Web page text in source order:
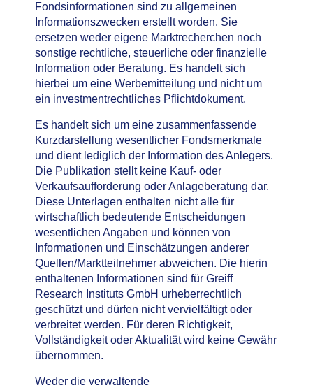
Fondsinformationen sind zu allgemeinen
Informationszwecken erstellt worden. Sie
ersetzen weder eigene Marktrecherchen noch
sonstige rechtliche, steuerliche oder finanzielle
Information oder Beratung. Es handelt sich
hierbei um eine Werbemitteilung und nicht um
ein investmentrechtliches Pflichtdokument.
Es handelt sich um eine zusammenfassende
Kurzdarstellung wesentlicher Fondsmerkmale
und dient lediglich der Information des Anlegers.
Die Publikation stellt keine Kauf- oder
Verkaufsaufforderung oder Anlageberatung dar.
Diese Unterlagen enthalten nicht alle für
wirtschaftlich bedeutende Entscheidungen
wesentlichen Angaben und können von
Informationen und Einschätzungen anderer
Quellen/Marktteilnehmer abweichen. Die hierin
enthaltenen Informationen sind für Greiff
Research Instituts GmbH urheberrechtlich
geschützt und dürfen nicht vervielfältigt oder
verbreitet werden. Für deren Richtigkeit,
Vollständigkeit oder Aktualität wird keine Gewähr
übernommen.
Weder die verwaltende